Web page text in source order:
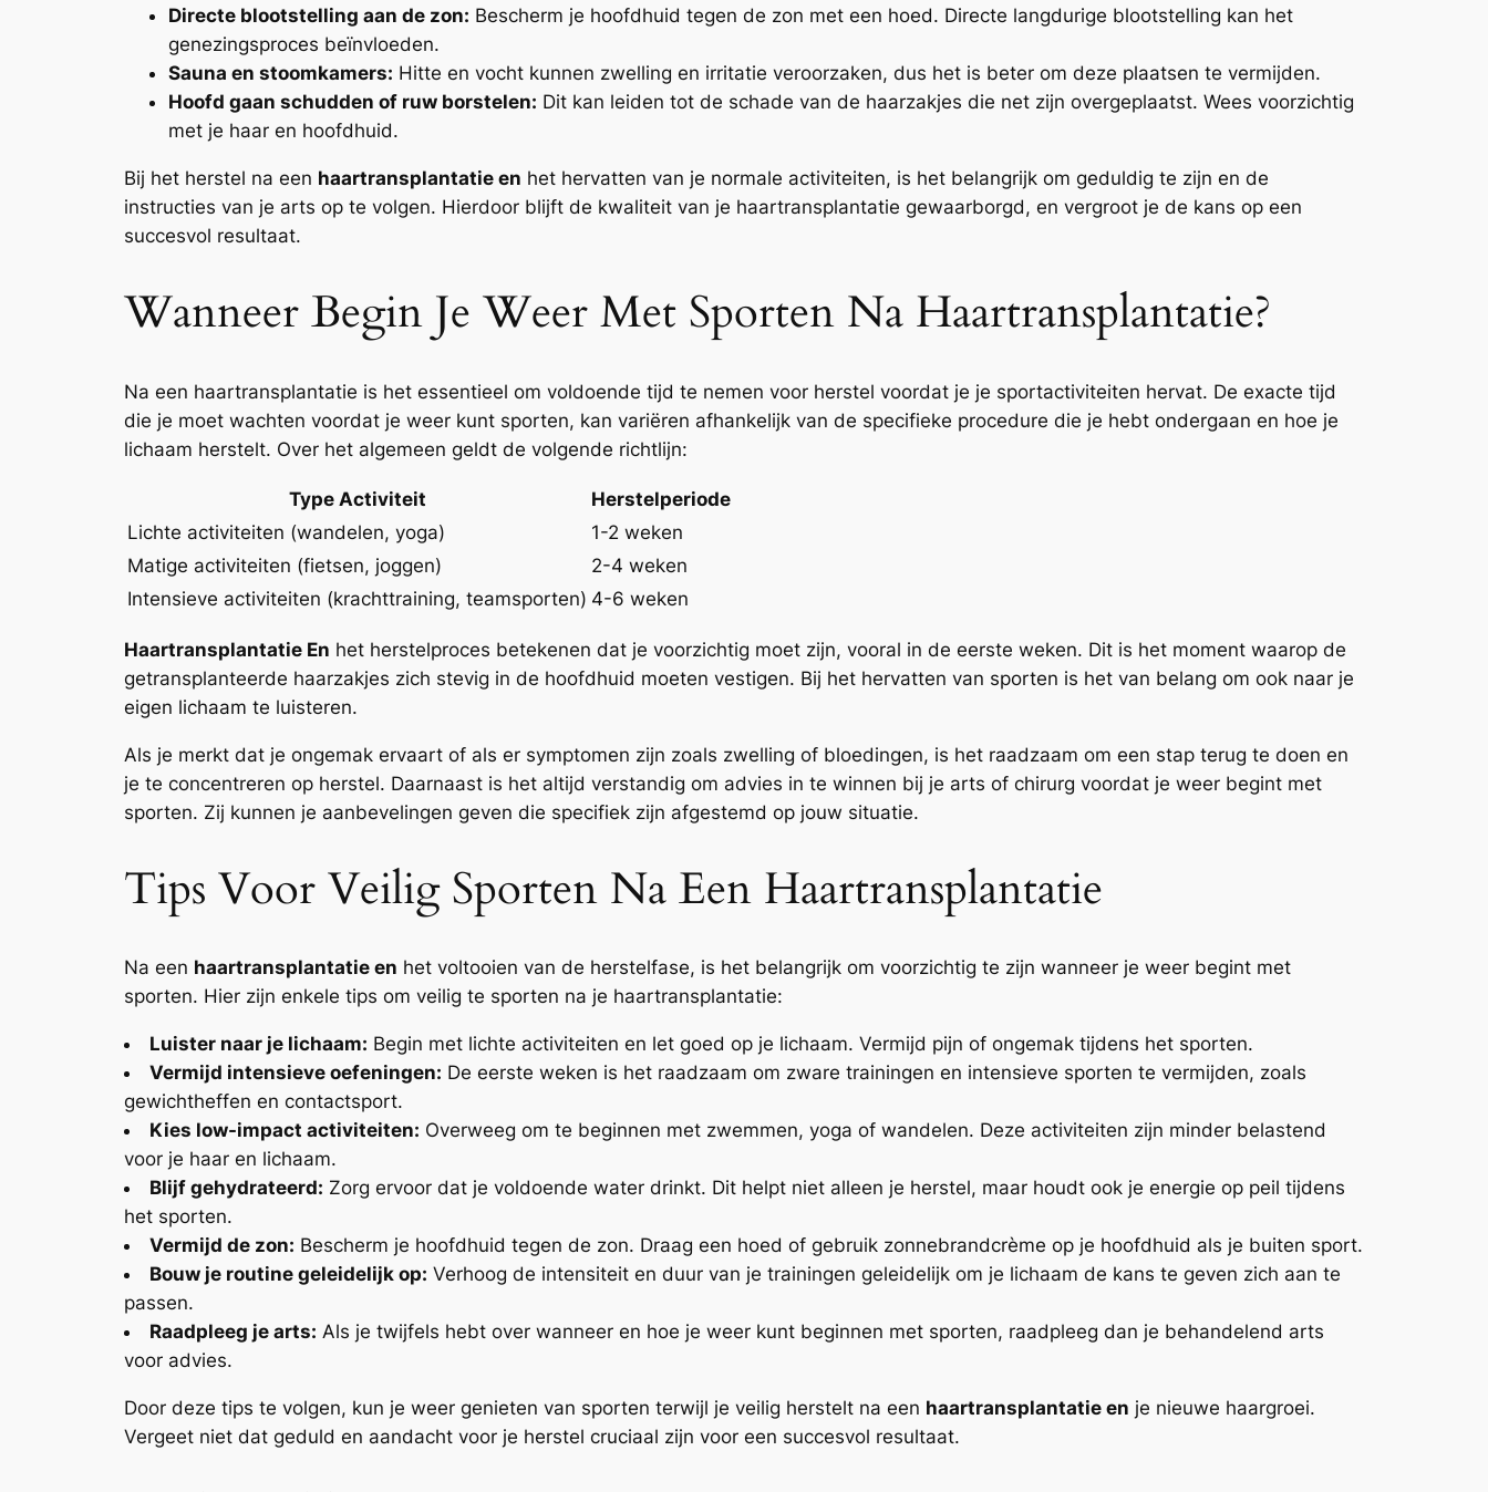
Directe blootstelling aan de zon: Bescherm je hoofdhuid tegen de zon met een hoed. Directe langdurige blootstelling kan het
genezingsproces beïnvloeden.
Sauna en stoomkamers: Hitte en vocht kunnen zwelling en irritatie veroorzaken, dus het is beter om deze plaatsen te vermijden.
Hoofd gaan schudden of ruw borstelen: Dit kan leiden tot de schade van de haarzakjes die net zijn overgeplaatst. Wees voorzichtig
met je haar en hoofdhuid.
Bij het herstel na een haartransplantatie en het hervatten van je normale activiteiten, is het belangrijk om geduldig te zijn en de
instructies van je arts op te volgen. Hierdoor blijft de kwaliteit van je haartransplantatie gewaarborgd, en vergroot je de kans op een
succesvol resultaat.
Wanneer Begin Je Weer Met Sporten Na Haartransplantatie?
Na een haartransplantatie is het essentieel om voldoende tijd te nemen voor herstel voordat je je sportactiviteiten hervat. De exacte tijd
die je moet wachten voordat je weer kunt sporten, kan variëren afhankelijk van de specifieke procedure die je hebt ondergaan en hoe je
lichaam herstelt. Over het algemeen geldt de volgende richtlijn:
Type Activiteit
Herstelperiode
Lichte activiteiten (wandelen, yoga)
1-2 weken
Matige activiteiten (fietsen, joggen)
2-4 weken
Intensieve activiteiten (krachttraining, teamsporten) 4-6 weken
Haartransplantatie En het herstelproces betekenen dat je voorzichtig moet zijn, vooral in de eerste weken. Dit is het moment waarop de
getransplanteerde haarzakjes zich stevig in de hoofdhuid moeten vestigen. Bij het hervatten van sporten is het van belang om ook naar je
eigen lichaam te luisteren.
Als je merkt dat je ongemak ervaart of als er symptomen zijn zoals zwelling of bloedingen, is het raadzaam om een stap terug te doen en
je te concentreren op herstel. Daarnaast is het altijd verstandig om advies in te winnen bij je arts of chirurg voordat je weer begint met
sporten. Zij kunnen je aanbevelingen geven die specifiek zijn afgestemd op jouw situatie.
Tips Voor Veilig Sporten Na Een Haartransplantatie
Na een haartransplantatie en het voltooien van de herstelfase, is het belangrijk om voorzichtig te zijn wanneer je weer begint met
sporten. Hier zijn enkele tips om veilig te sporten na je haartransplantatie:
Luister naar je lichaam: Begin met lichte activiteiten en let goed op je lichaam. Vermijd pijn of ongemak tijdens het sporten.
Vermijd intensieve oefeningen: De eerste weken is het raadzaam om zware trainingen en intensieve sporten te vermijden, zoals
gewichtheffen en contactsport.
Kies low-impact activiteiten: Overweeg om te beginnen met zwemmen, yoga of wandelen. Deze activiteiten zijn minder belastend
voor je haar en lichaam.
Blijf gehydrateerd: Zorg ervoor dat je voldoende water drinkt. Dit helpt niet alleen je herstel, maar houdt ook je energie op peil tijdens
het sporten.
Vermijd de zon: Bescherm je hoofdhuid tegen de zon. Draag een hoed of gebruik zonnebrandcrème op je hoofdhuid als je buiten sport.
Bouw je routine geleidelijk op: Verhoog de intensiteit en duur van je trainingen geleidelijk om je lichaam de kans te geven zich aan te
passen.
Raadpleeg je arts: Als je twijfels hebt over wanneer en hoe je weer kunt beginnen met sporten, raadpleeg dan je behandelend arts
voor advies.
Door deze tips te volgen, kun je weer genieten van sporten terwijl je veilig herstelt na een haartransplantatie en je nieuwe haargroei.
Vergeet niet dat geduld en aandacht voor je herstel cruciaal zijn voor een succesvol resultaat.